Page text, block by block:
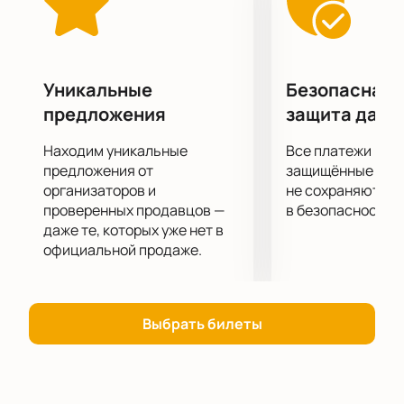
поможет вам в этом. Вас ждет полное погружение в
сюжет, огромное удовольствие от актерской игры,
сопровождения.
Приятного просмотра!
Уникальные
предложения
Находим уникальные
предложения от
организаторов и
проверенных продавцов —
даже те, которых уже нет в
официальной продаже.
Безопасная
защита
Все платежи
защищённые
не сохраняются
в безопасности.
Выбрать билеты